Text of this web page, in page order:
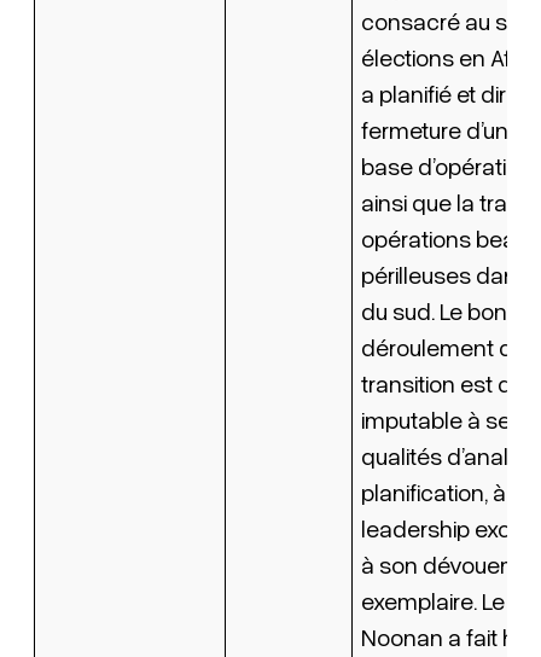
consacré au
élections en
a planifié et
fermeture d’une
base
ainsi que la
opérations
périlleuses dans
du sud. Le bon
déroulement de
transition est
imputable à ses
qualités
planification, à
leadership
à son
exemplaire. Le
Noonan a fait